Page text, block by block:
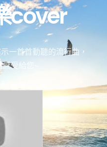
cover
一首首動聽的流行曲，
受給您~